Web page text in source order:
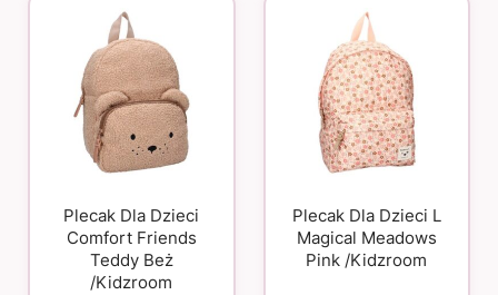
Plecak Dla Dzieci
Comfort Friends
Teddy Beż
/Kidzroom
Plecak Dla Dzieci L
Magical Meadows
Pink /Kidzroom